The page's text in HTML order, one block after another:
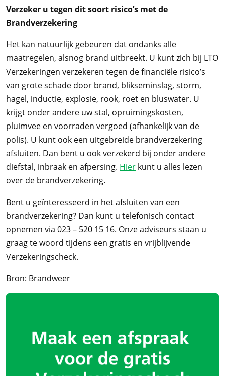
Verzeker u tegen dit soort risico’s met de
Brandverzekering
Het kan natuurlijk gebeuren dat ondanks alle
maatregelen, alsnog brand uitbreekt. U kunt zich bij LTO
Verzekeringen verzekeren tegen de financiële risico’s
van grote schade door brand, blikseminslag, storm,
hagel, inductie, explosie, rook, roet en bluswater. U
krijgt onder andere uw stal, opruimingskosten,
pluimvee en voorraden vergoed (afhankelijk van de
polis). U kunt ook een uitgebreide brandverzekering
afsluiten. Dan bent u ook verzekerd bij onder andere
diefstal, inbraak en afpersing. Hier kunt u alles lezen
over de brandverzekering.
Bent u geïnteresseerd in het afsluiten van een
brandverzekering? Dan kunt u telefonisch contact
opnemen via 023 – 520 15 16. Onze adviseurs staan u
graag te woord tijdens een gratis en vrijblijvende
Verzekeringscheck.
Bron: Brandweer